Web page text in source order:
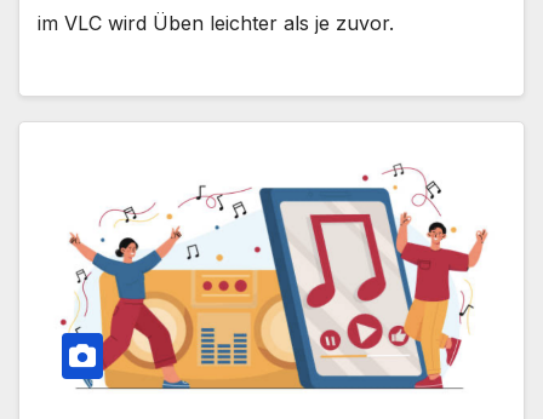
im VLC wird Üben leichter als je zuvor.